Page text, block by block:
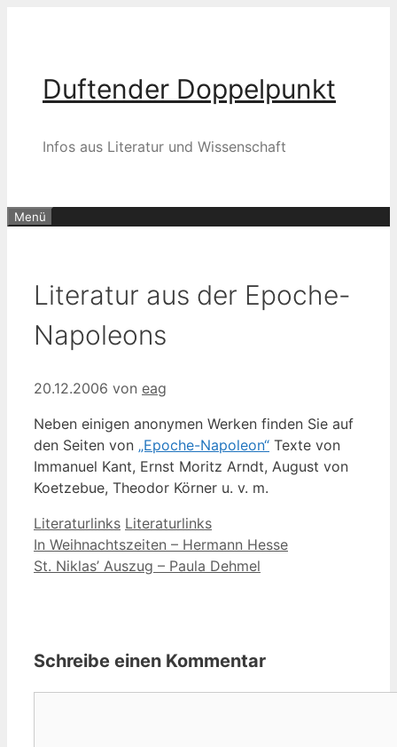
Duftender Doppelpunkt
Infos aus Literatur und Wissenschaft
Menü
Literatur aus der Epoche-
Napoleons
20.12.2006 von eag
Neben einigen anonymen Werken finden Sie auf
den Seiten von „Epoche-Napoleon“ Texte von
Immanuel Kant, Ernst Moritz Arndt, August von
Koetzebue, Theodor Körner u. v. m.
Kategorien
Literaturlinks Schlagwörter
Literaturlinks
In Weihnachtszeiten – Hermann Hesse
St. Niklas’ Auszug – Paula Dehmel
Schreibe einen Kommentar